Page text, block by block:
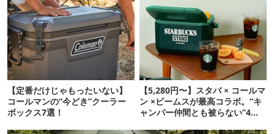
【定番だけじゃもったいない】
コールマンの“今どき”クーラー
ボックス7選！
【5,280円〜】スタバ × コールマ
ン ×ビームスが最高コラボ。“キ
ャンパー仲間とも被らない”4ア